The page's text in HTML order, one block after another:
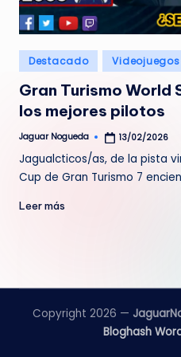
e
d
aPublicado
en
Destacado Videojuegos
Gran Turismo World
los mejores pilotos
Publicado
Jaguar Nogueda 13/02/2026
Jagualcticos/as, de la pista
Cup de Gran Turismo 7
Leer más
Copyright 2026 —
Bloghash